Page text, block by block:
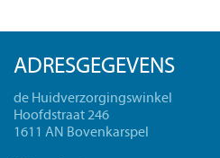
ADRESGEGEVENS
de Huidverzorgingswinkel
Hoofdstraat 246
1611 AN Bovenkarspel